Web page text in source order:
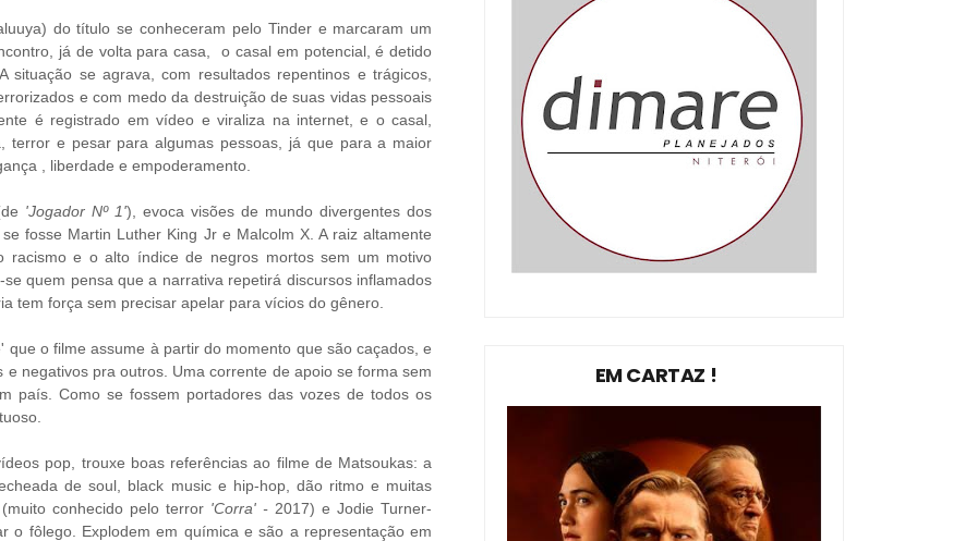
do título se conheceram pelo Tinder e marcaram um
já de volta para casa, o casal em potencial,é detido
se agrava, com resultados repentinos e trágicos,
e com medo da destruição de suas vidas pessoais
é registrado em vídeo e viraliza na internet, e o casal,
terror e pesar para algumas pessoas, já que para a maior
, liberdade e empoderamento.
'Jogador Nº 1'), evoca visões de mundo divergentes dos
fosse Martin Luther King Jr e Malcolm X. A raiz altamente
racismo e o alto índice de negros mortos sem um motivo
quem pensa que a narrativa repetirá discursos inflamados
tem força sem precisar apelar para vícios do gênero.
o filme assume à partir do momento que são caçados, e
negativos pra outros. Uma corrente de apoio se forma sem
país. Como se fossem portadores das vozes de todos os
pop, trouxe boas referências ao filme de Matsoukas: a
de soul, black music e hip-hop, dão ritmo e muitas
conhecido pelo terror 'Corra' - 2017) eJodie Turner-
o fôlego. Explodem em química e são a representação em
EM CARTAZ !